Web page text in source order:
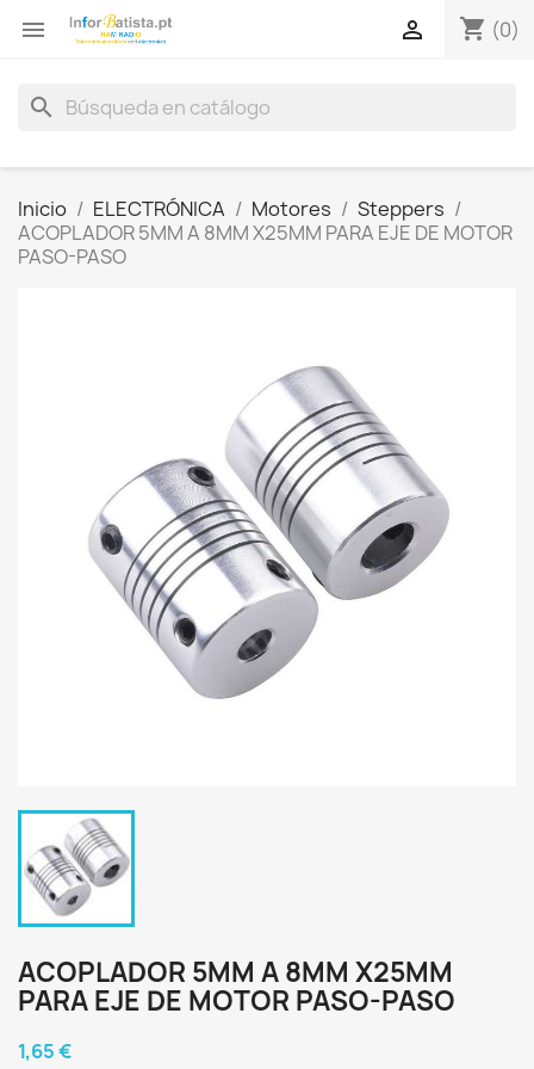
 shopping_cart (0)

search
Inicio ELECTRÓNICA Motores
Steppers
ACOPLADOR 5MM A 8MM X25MM PARA EJE DE MOTOR
PASO-PASO
ACOPLADOR 5MM A 8MM X25MM
PARA EJE DE MOTOR PASO-PASO
1,65 €